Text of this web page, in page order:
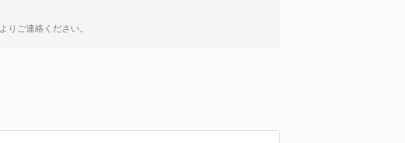
よりご連絡ください。